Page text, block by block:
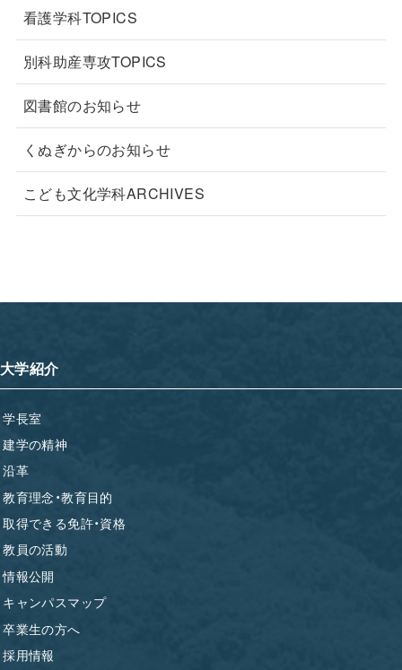
看護学科TOPICS
別科助産専攻TOPICS
図書館のお知らせ
くぬぎからのお知らせ
こども文化学科ARCHIVES
大学紹介
学長室
建学の精神
沿革
教育理念・教育目的
取得できる免許・資格
教員の活動
情報公開
キャンパスマップ
卒業生の方へ
採用情報